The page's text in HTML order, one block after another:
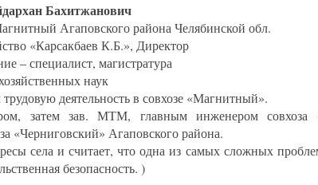
Бахитжанович
Агаповского района Челябинской обл.
«Карсакбаев К.Б.», Директор
– специалист, магистратура
наук
деятельность в совхозе «Магнитный».
затем зав. МТМ, главным инженером совхоза
«Черниговский» Агаповского района.
села и считает, что одна из самых сложных
безопасность. )